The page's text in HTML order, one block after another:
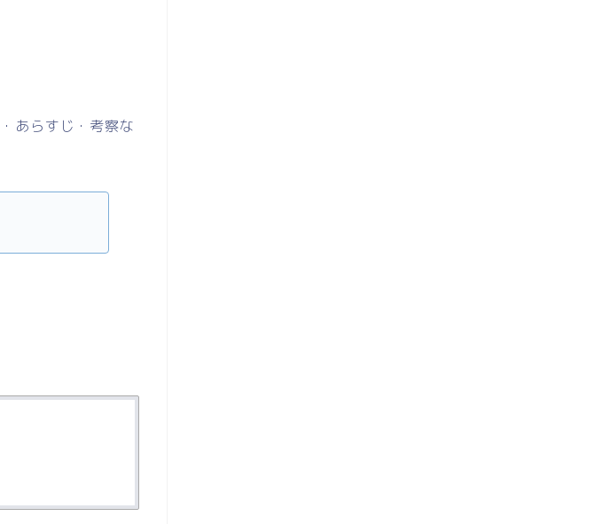
・あらすじ・考察な